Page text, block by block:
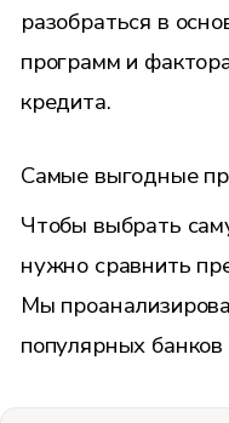
разобраться в
программ и
кредита.
Самые выгодные
Чтобы выбрать
нужно сравнить
Мы
популярных банков